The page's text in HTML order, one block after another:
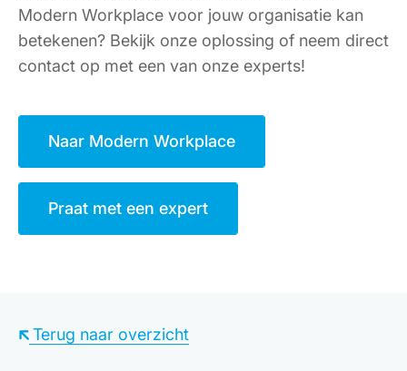
Modern Workplace voor jouw organisatie kan
betekenen? Bekijk onze oplossing of neem direct
contact op met een van onze experts!
Naar Modern Workplace
Praat met een expert
Terug naar overzicht